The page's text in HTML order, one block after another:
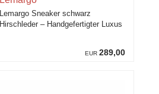
EUR 289,00
Lemargo Sneaker schwarz
Hirschleder – Handgefertigter Luxus